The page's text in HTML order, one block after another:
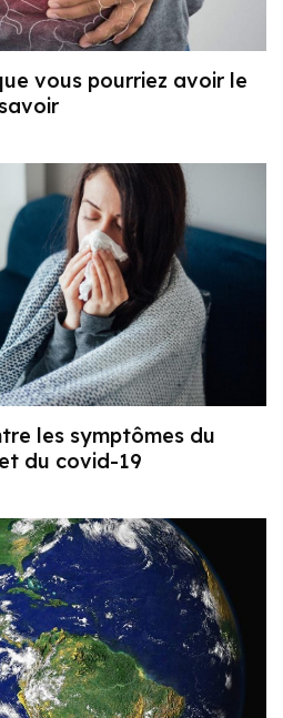
vous pourriez avoir le
les symptômes du
du covid-19